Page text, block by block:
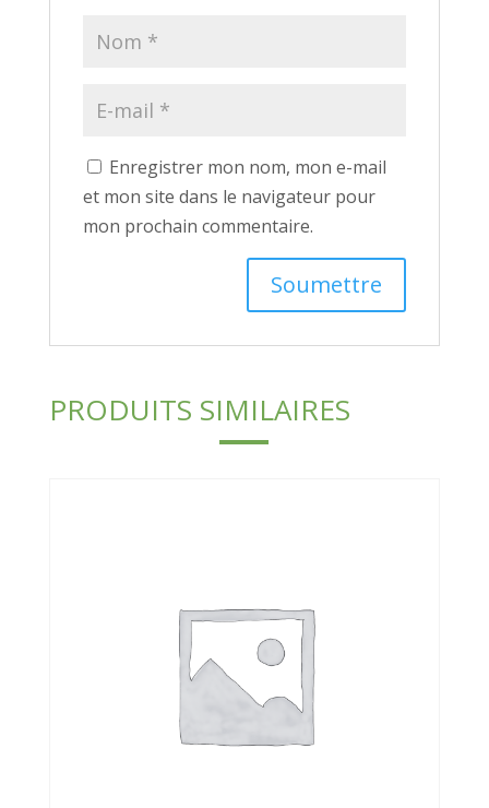
Enregistrer mon nom, mon e-mail
et mon site dans le navigateur pour
mon prochain commentaire.
PRODUITS SIMILAIRES